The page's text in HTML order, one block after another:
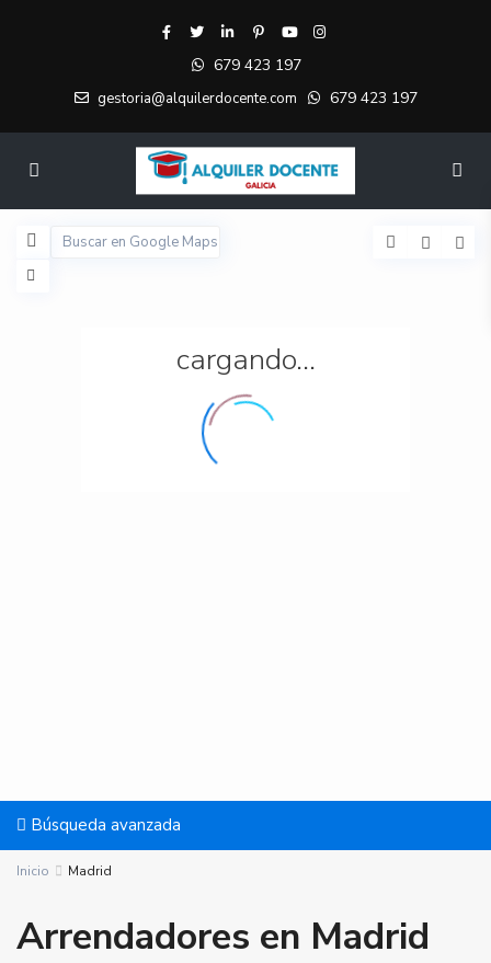
679 423 197
gestoria@alquilerdocente.com 679 423 197
cargando...
Búsqueda avanzada
Inicio Madrid
Arrendadores en Madrid